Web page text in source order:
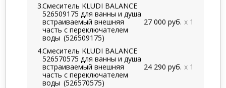
Смеситель KLUDI BALANCE
526509175 для ванны и душа
встраиваемый внешняя
часть с переключателем
воды (526509175)
27 000 руб. x 1
Смеситель KLUDI BALANCE
526570575 для ванны и душа
встраиваемый внешняя
часть с переключателем
воды (526570575)
24 290 руб. x 1